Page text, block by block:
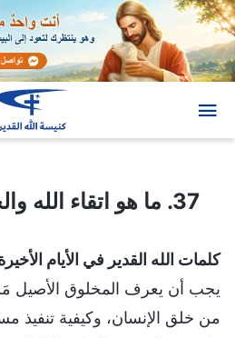
37. ما هو اتقاء الله والحيدان عن الشر
كلمات الله القدير في الأيام
يجب أن يعرف المخلوق الأصيل
من خلق الإنسان، وكيفية تنفيذ